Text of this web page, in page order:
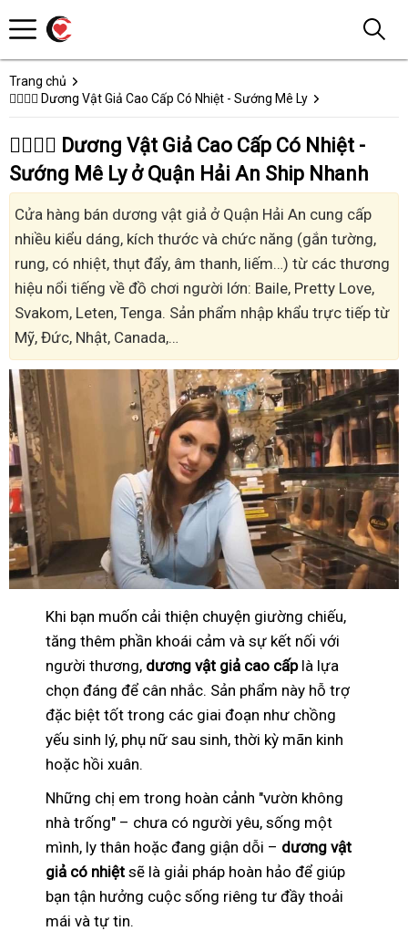
Trang chủ
👩‍❤️‍💋‍👨 Dương Vật Giả Cao Cấp Có Nhiệt - Sướng Mê Ly
👩‍❤️‍💋‍👨 Dương Vật Giả Cao Cấp Có Nhiệt -
Sướng Mê Ly ở Quận Hải An Ship Nhanh
Cửa hàng bán dương vật giả ở Quận Hải An cung cấp
nhiều kiểu dáng, kích thước và chức năng (gắn tường,
rung, có nhiệt, thụt đẩy, âm thanh, liếm…) từ các thương
hiệu nổi tiếng về đồ chơi người lớn: Baile, Pretty Love,
Svakom, Leten, Tenga. Sản phẩm nhập khẩu trực tiếp từ
Mỹ, Đức, Nhật, Canada,…
Khi bạn muốn cải thiện chuyện giường chiếu,
tăng thêm phần khoái cảm và sự kết nối với
người thương, dương vật giả cao cấplà lựa
chọn đáng để cân nhắc. Sản phẩm này hỗ trợ
đặc biệt tốt trong các giai đoạn như chồng
yếu sinh lý, phụ nữ sau sinh, thời kỳ mãn kinh
hoặc hồi xuân.
Những chị em trong hoàn cảnh "vườn không
nhà trống" – chưa có người yêu, sống một
mình, ly thân hoặc đang giận dỗi – dương vật
giả có nhiệt sẽ là giải pháp hoàn hảo để giúp
bạn tận hưởng cuộc sống riêng tư đầy thoải
mái và tự tin.